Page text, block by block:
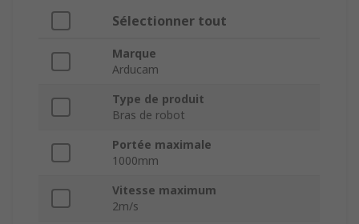
Sélectionner tout
Marque
Arducam
Type de produit
Bras de robot
Portée maximale
1000mm
Vitesse maximum
2m/s